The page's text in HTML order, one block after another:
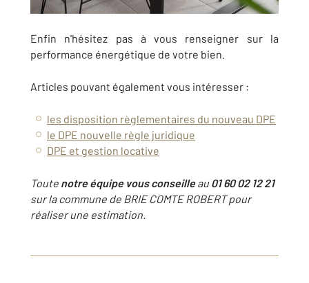
Enfin n'hésitez pas à vous renseigner sur la
performance énergétique de votre bien.
Articles pouvant également vous intéresser :
les disposition règlementaires du nouveau DPE
le DPE nouvelle règle juridique
DPE et gestion locative
Toute notre équipe vous conseilleau01 60 02 12 21
sur la commune de BRIE COMTE ROBERT pour
réaliser une estimation.